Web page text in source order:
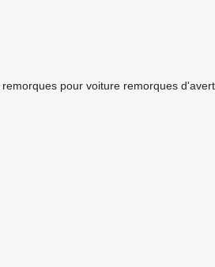
remorques pour voiture remorques